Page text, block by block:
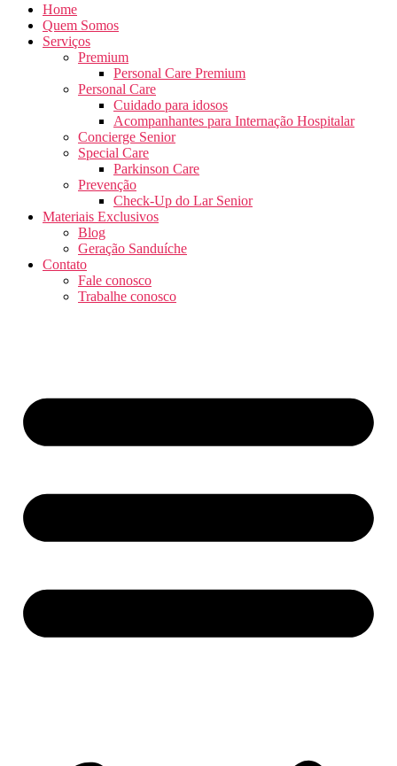
Home
Quem Somos
Serviços
Premium
Personal Care Premium
Personal Care
Cuidado para idosos
Acompanhantes para Internação Hospitalar
Concierge Senior
Special Care
Parkinson Care
Prevenção
Check-Up do Lar Senior
Materiais Exclusivos
Blog
Geração Sanduíche
Contato
Fale conosco
Trabalhe conosco